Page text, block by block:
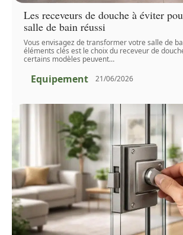
Les receveurs de douche à éviter
salle de bain réussi
Vous envisagez de transformer votre salle de
éléments clés est le choix du receveur de
certains modèles peuvent…
Equipement 21/06/2026